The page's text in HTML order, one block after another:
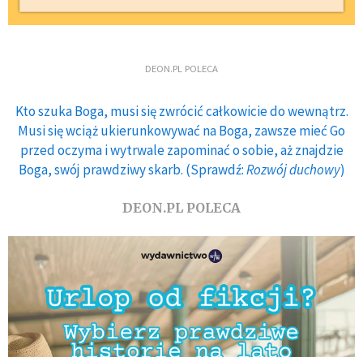
DEON.PL POLECA
Kto szuka Boga, musi się zwrócić całkowicie do wewnątrz.
Musi się wciąż ukierunkowywać na Boga, zawsze mieć Go
przed oczyma i wytrwale zapominać o sobie, aż znajdzie
Boga, swój prawdziwy skarb. (Sprawdź:Rozwój duchowy)
DEON.PL POLECA